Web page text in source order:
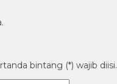
bintang (*) wajib diisi.